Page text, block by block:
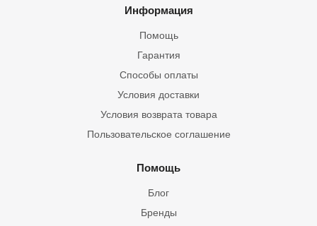
Информация
Помощь
Гарантия
Способы оплаты
Условия доставки
Условия возврата товара
Пользовательское соглашение
Помощь
Блог
Бренды